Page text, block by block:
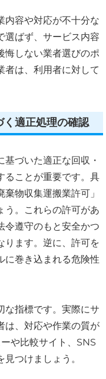
内容や対応が不十分な
選ばず、サービス内容
悔しない業者選びのポ
者は、利用者に対して
く適正処理の確認
づいた適正な回収・
ることが重要です。具
物収集運搬業許可」
う。これらの許可があ
令遵守のもと安全かつ
ります。逆に、許可を
に巻き込まれる危険性
な指標です。実際にサ
は、対応や作業の質が
や比較サイト、SNS
つけましょう。